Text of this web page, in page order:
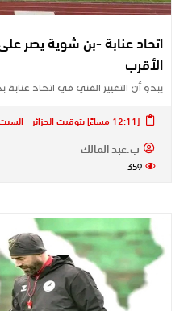
اتحاد عنابة -بن شوية يصر
الأقرب
يبدو أن التغيير الفني في اتحاد
[12:11 مساءً] بتوقيت الجزائر - السبت 17 يناير 2026
ب.عبد المالك
359